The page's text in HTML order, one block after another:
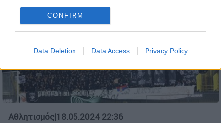
CONFIRM
Data Deletion Data Access Privacy Policy
Αθλητισμός|18.05.2024 22:36